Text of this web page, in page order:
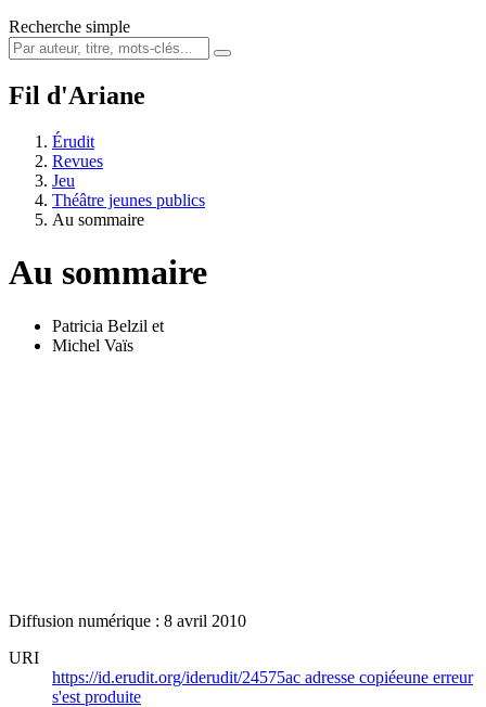
Recherche simple
Fil d'Ariane
Érudit
Revues
Jeu
Théâtre jeunes publics
Au sommaire
Au sommaire
Patricia Belzil et
Michel Vaïs
Diffusion numérique : 8 avril 2010
URI
https://id.erudit.org/iderudit/24575ac adresse copiéeune erreur
s'est produite